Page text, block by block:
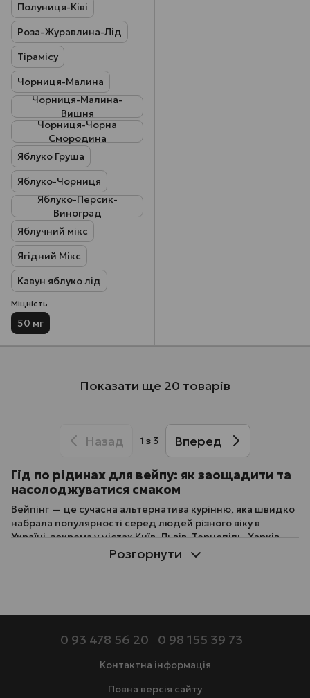
Полуниця-Ківі
Роза-Журавлина-Лід
Тірамісу
Чорниця-Малина
Чорниця-Малина-
Вишня
Чорниця-Чорна
Смородина
Яблуко Груша
Яблуко-Чорниця
Яблуко-Персик-
Виноград
Яблучний мікс
Ягідний Мікс
Кавун яблуко лід
Міцність
50 мг
Показати ще 20 товарів
Назад 1 з 3 Вперед
Гід по рідинах для вейпу: як заощадити та
насолоджуватися смаком
Вейпінг — це сучасна альтернатива курінню, яка швидко
набрала популярності серед людей різного віку в
Україні, зокрема у містах Київ, Львів, Тернопіль, Харків,
Вінниця, Одеса, Івано-Франківськ та Дніпро. Він
передбачає використання електронних сигарет, які
Для чого потрібна рідина для електронних
Розгорнути
0 93 478 56 20 0 98 155 39 73
Контактна інформація
Повна версія сайту